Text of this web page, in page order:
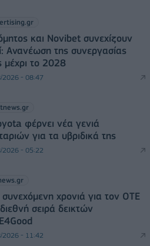
και Novibet συνεχίζουν
Ανανέωση της συνεργασίας
μέχρι το 2028
2026 - 08:47
φέρνει νέα γενιά
για τα υβριδικά της
2026 - 05:22
χρονιά για τον ΟΤΕ
σειρά δεικτών
2026 - 11:42